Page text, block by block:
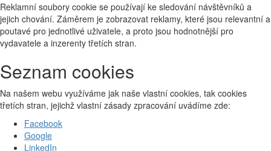
Reklamní soubory cookie se používají ke sledování návštěvníků a
jejich chování. Záměrem je zobrazovat reklamy, které jsou relevantní a
poutavé pro jednotlivé uživatele, a proto jsou hodnotnější pro
vydavatele a inzerenty třetích stran.
Seznam cookies
Na našem webu využíváme jak naše vlastní cookies, tak cookies
třetích stran, jejichž vlastní zásady zpracování uvádíme zde:
Facebook
Google
LinkedIn